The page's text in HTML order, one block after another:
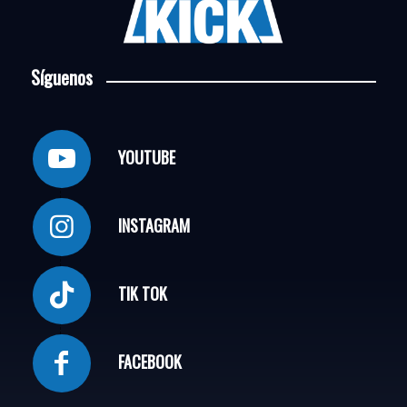
Síguenos
YOUTUBE
INSTAGRAM
TIK TOK
FACEBOOK